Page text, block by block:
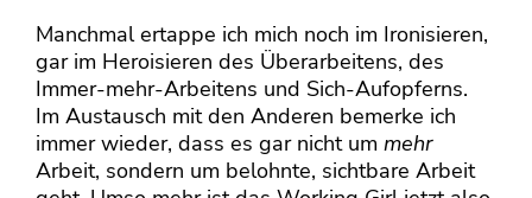
Manchmal ertappe ich mich noch im Ironisieren,
gar im Heroisieren des Überarbeitens, des
Immer-mehr-Arbeitens und Sich-Aufopferns.
Im Austausch mit den Anderen bemerke ich
immer wieder, dass es gar nicht um mehr
Arbeit, sondern um belohnte, sichtbare Arbeit